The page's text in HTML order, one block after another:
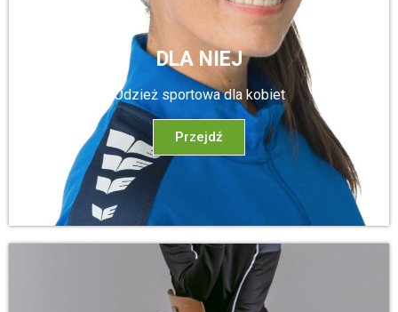
DLA NIEJ
Odzież sportowa dla kobiet
Przejdź